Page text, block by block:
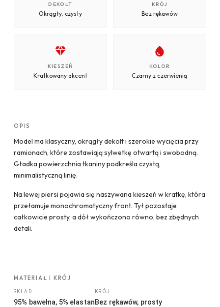
DEKOLT
Okrągły, czysty
KRÓJ
Bez rękawów
KIESZEŃ
Kratkowany akcent
KOLOR
Czarny z czerwienią
OPIS
Model ma klasyczny, okrągły dekolt i szerokie wycięcia przy
ramionach, które zostawiają sylwetkę otwartą i swobodną.
Gładka powierzchnia tkaniny podkreśla czystą,
minimalistyczną linię.
Na lewej piersi pojawia się naszywana kieszeń w kratkę, która
przełamuje monochromatyczny front. Tył pozostaje
całkowicie prosty, a dół wykończono równo, bez zbędnych
detali.
MATERIAŁ I KRÓJ
SKŁAD
95% bawełna, 5% elastan
KRÓJ
Bez rękawów, prosty